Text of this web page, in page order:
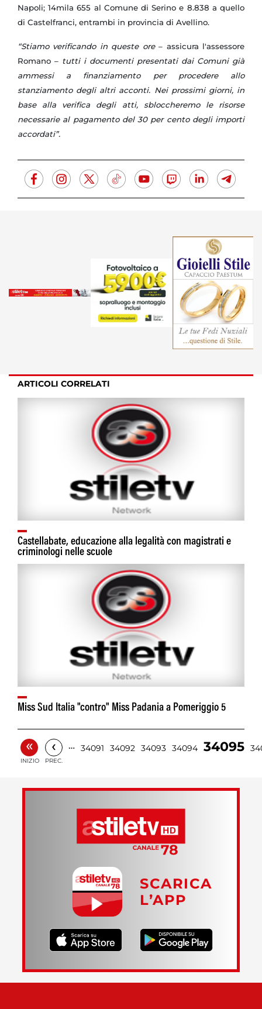
Napoli; 14mila 655 al Comune di Serino e 8.838 a quello
di Castelfranci, entrambi in provincia di Avellino.
“Stiamo verificando in queste ore– assicura l'assessore
Romano – tutti i documenti presentati dai Comuni già
ammessi a finanziamento per procedere allo
stanziamento degli altri acconti. Nei prossimi giorni, in
base alla verifica degli atti, sbloccheremo le risorse
necessarie al pagamento del 30 per cento degli importi
accordati”.
ARTICOLI CORRELATI
Castellabate, educazione alla legalità con magistrati e
criminologi nelle scuole
Miss Sud Italia "contro" Miss Padania a Pomeriggio 5
«
INIZIO
‹
PREC.
… 34091 34092 34093 34094 34095
SCARICA
L’APP